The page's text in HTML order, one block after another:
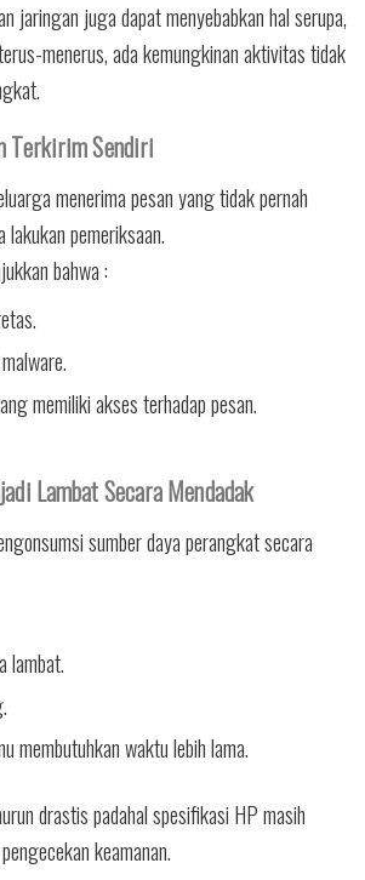
jaringan juga dapat menyebabkan hal serupa,
menerus, ada kemungkinan aktivitas tidak
Terkirim Sendiri
menerima pesan yang tidak pernah
pemeriksaan.
bahwa :
memiliki akses terhadap pesan.
Lambat Secara Mendadak
sumber daya perangkat secara
lambat.
membutuhkan waktu lebih lama.
drastis padahal spesifikasi HP masih
keamanan.